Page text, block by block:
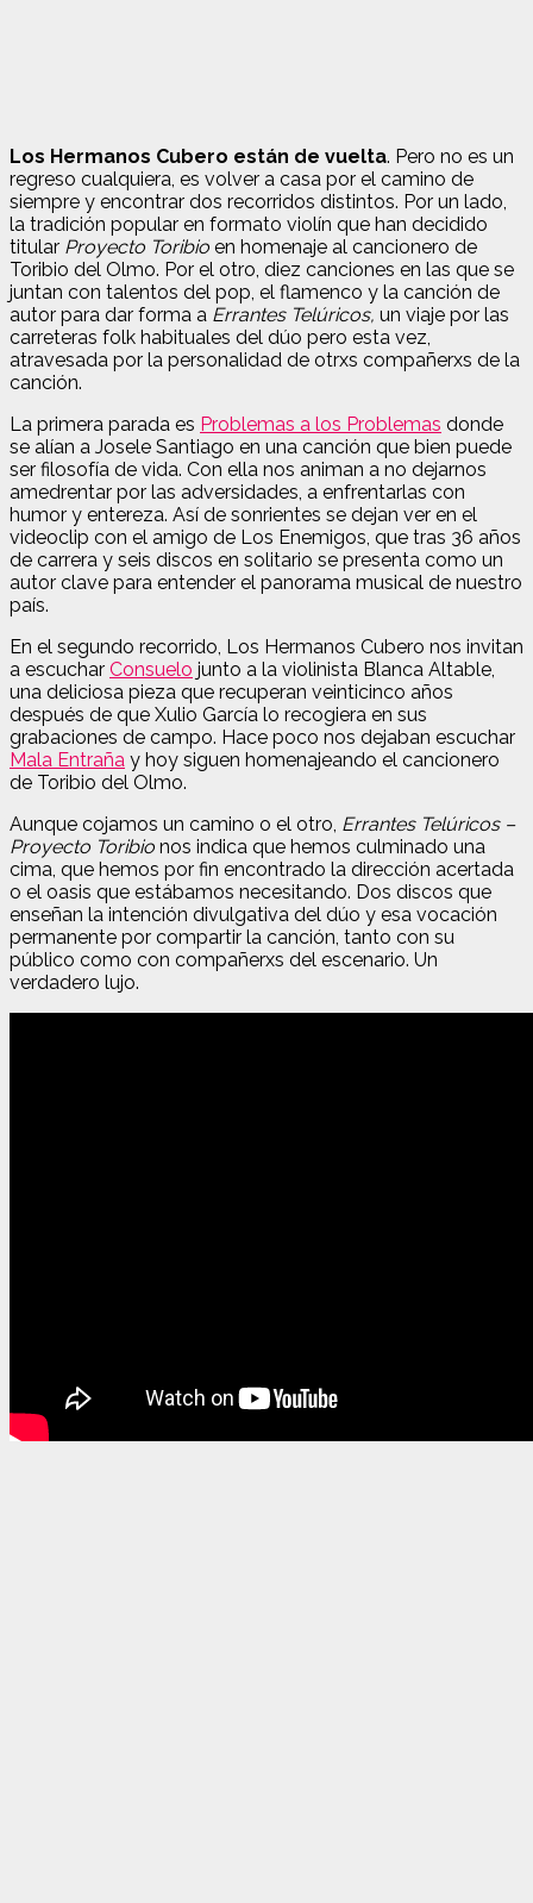
Los Hermanos Cubero están de vuelta. Pero no es un
regreso cualquiera, es volver a casa por el camino de
siempre y encontrar dos recorridos distintos. Por un lado,
la tradición popular en formato violín que han decidido
titular Proyecto Toribio en homenaje al cancionero de
Toribio del Olmo. Por el otro, diez canciones en las que se
juntan con talentos del pop, el flamenco y la canción de
autor para dar forma a Errantes Telúricos, un viaje por las
carreteras folk habituales del dúo pero esta vez,
atravesada por la personalidad de otrxs compañerxs de la
canción.
La primera parada es Problemas a los Problemas donde
se alían a Josele Santiago en una canción que bien puede
ser filosofía de vida. Con ella nos animan a no dejarnos
amedrentar por las adversidades, a enfrentarlas con
humor y entereza. Así de sonrientes se dejan ver en el
videoclip con el amigo de Los Enemigos, que tras 36 años
de carrera y seis discos en solitario se presenta como un
autor clave para entender el panorama musical de nuestro
país.
En el segundo recorrido, Los Hermanos Cubero nos invitan
a escuchar Consuelo junto a la violinista Blanca Altable,
una deliciosa pieza que recuperan veinticinco años
después de que Xulio García lo recogiera en sus
grabaciones de campo. Hace poco nos dejaban escuchar
Mala Entraña y hoy siguen homenajeando el cancionero
de Toribio del Olmo.
Aunque cojamos un camino o el otro, Errantes Telúricos –
Proyecto Toribio nos indica que hemos culminado una
cima, que hemos por fin encontrado la dirección acertada
o el oasis que estábamos necesitando. Dos discos que
enseñan la intención divulgativa del dúo y esa vocación
permanente por compartir la canción, tanto con su
público como con compañerxs del escenario. Un
verdadero lujo.